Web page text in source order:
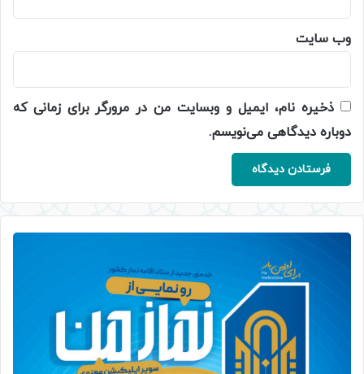
وب‌ سایت
ذخیره نام، ایمیل و وبسایت من در مرورگر برای زمانی که
دوباره دیدگاهی می‌نویسم.